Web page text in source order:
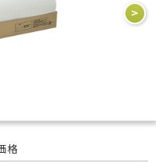
>
格